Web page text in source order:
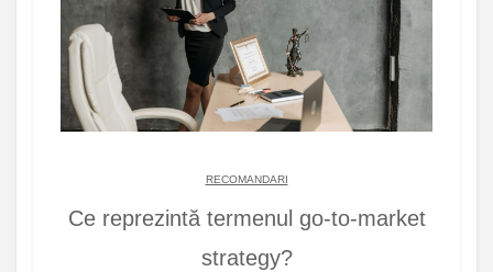
RECOMANDARI
Ce reprezintă termenul go-to-market
strategy?